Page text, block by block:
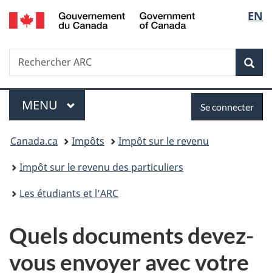
Passer
au
Passer
à
du
Passer
à
simplifiée
de
la
EN
Recherche
Rechercher
ARC
Menu
MENU PRINCIPAL
connecter
Se connecter
Vous
êtes
ici :
Canada.ca Impôts
Impôt sur le revenu
Impôt sur le revenu des particuliers
Les étudiants et l’ARC
Quels documents devez-
vous envoyer avec votre